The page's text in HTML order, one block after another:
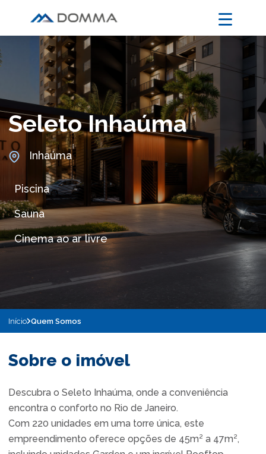
Seleto Inhaúma
Inhaúma
Piscina
Sauna
Cinema ao ar livre
Início Quem Somos
Sobre o imóvel
Descubra o Seleto Inhaúma, onde a conveniência
encontra o conforto no Rio de Janeiro.
Com 220 unidades em uma torre única, este
empreendimento oferece opções de 45m² a 47m²,